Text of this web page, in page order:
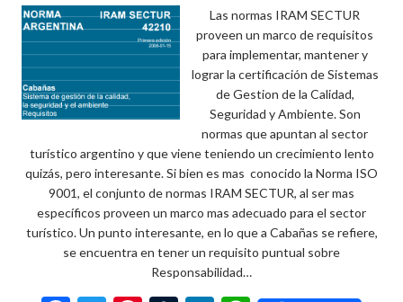
Las normas IRAM SECTUR
proveen un marco de requisitos
para implementar, mantener y
lograr la certificación de Sistemas
de Gestion de la Calidad,
Seguridad y Ambiente. Son
normas que apuntan al sector
turístico argentino y que viene teniendo un crecimiento lento
quizás, pero interesante. Si bien es mas conocido la Norma ISO
9001, el conjunto de normas IRAM SECTUR, al ser mas
específicos proveen un marco mas adecuado para el sector
turístico. Un punto interesante, en lo que a Cabañas se refiere,
se encuentra en tener un requisito puntual sobre
Responsabilidad…